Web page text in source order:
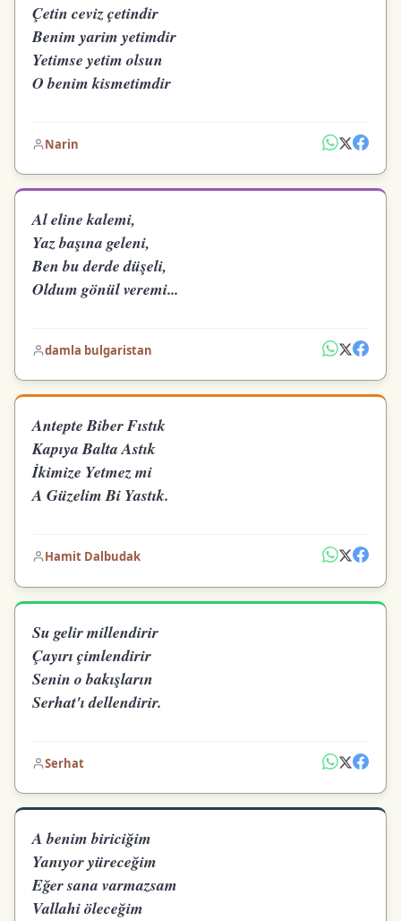
Çetin ceviz çetindir
Benim yarim yetimdir
Yetimse yetim olsun
O benim kismetimdir
Narin
Al eline kalemi,
Yaz başına geleni,
Ben bu derde düşeli,
Oldum gönül veremi...
damla bulgaristan
Antepte Biber Fıstık
Kapıya Balta Astık
İkimize Yetmez mi
A Güzelim Bi Yastık.
Hamit Dalbudak
Su gelir millendirir
Çayırı çimlendirir
Senin o bakışların
Serhat'ı dellendirir.
Serhat
A benim biriciğim
Yanıyor yüreceğim
Eğer sana varmazsam
Vallahi öleceğim